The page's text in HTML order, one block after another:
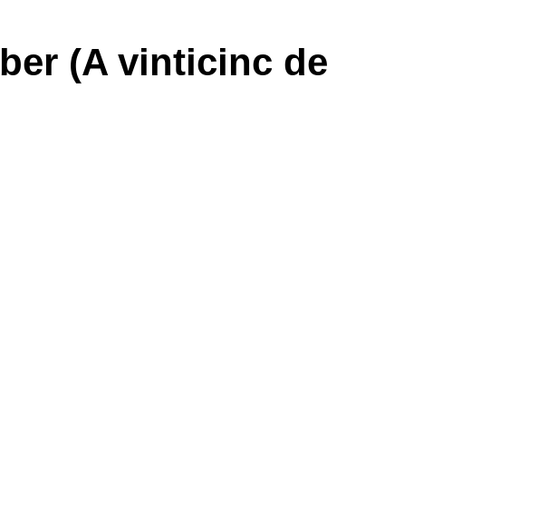
(A vinticinc de